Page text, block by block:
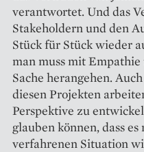
verantwortet. Und das
Stakeholdern und den
Stück für Stück wieder
man muss mit
Sache herangehen.
diesen Projekten
Perspektive zu
glauben können, dass
verfahrenen Situation